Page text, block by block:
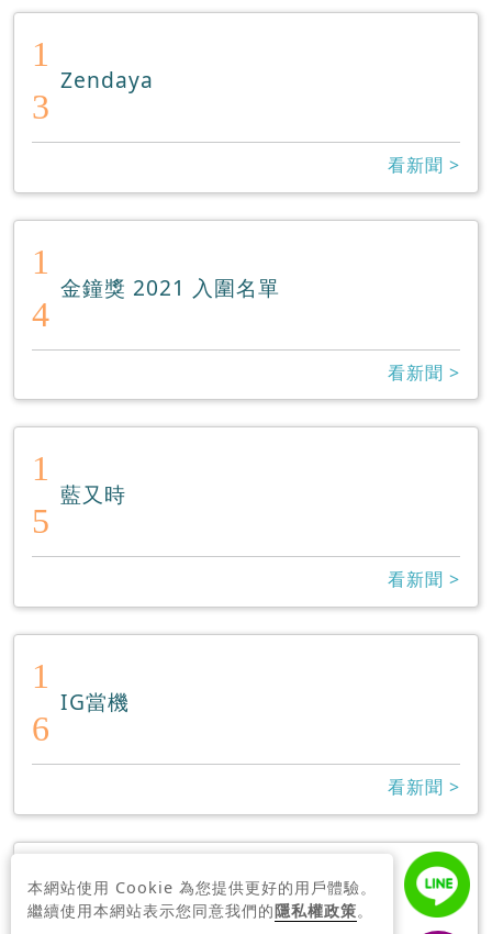
1
3
Zendaya
看新聞 >
1
4
金鐘獎 2021 入圍名單
看新聞 >
1
5
藍又時
看新聞 >
1
6
IG當機
看新聞 >
1
翁啟惠
本網站使用 Cookie 為您提供更好的用戶體驗。
繼續使用本網站表示您同意我們的隱私權政策。